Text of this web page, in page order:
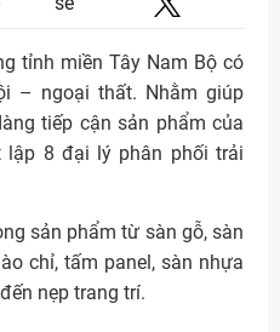
tỉnh miền Tây Nam Bộ có
– ngoại thất. Nhằm giúp
tiếp cận sản phẩm của
lập 8 đại lý phân phối trải
sản phẩm từ sàn gỗ, sàn
chỉ, tấm panel, sàn nhựa
nẹp trang trí.